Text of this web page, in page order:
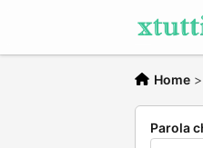
Home >
Parola